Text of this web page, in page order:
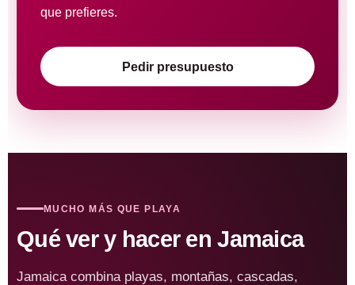
que prefieres.
Pedir presupuesto
MUCHO MÁS QUE PLAYA
Qué ver y hacer en Jamaica
Jamaica combina playas, montañas, cascadas,